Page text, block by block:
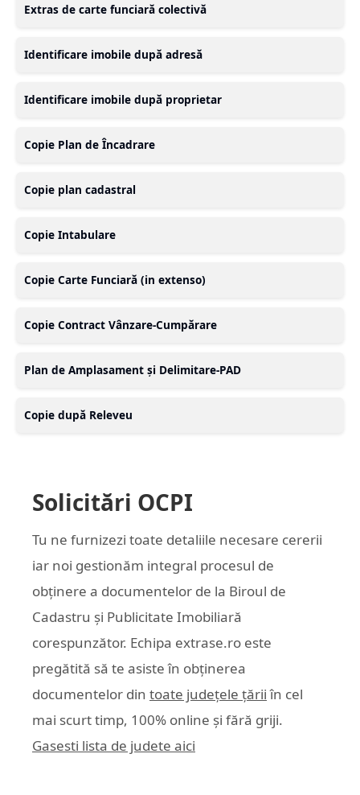
Extras de carte funciară colectivă
Identificare imobile după adresă
Identificare imobile după proprietar
Copie Plan de Încadrare
Copie plan cadastral
Copie Intabulare
Copie Carte Funciară (in extenso)
Copie Contract Vânzare-Cumpărare
Plan de Amplasament și Delimitare-PAD
Copie după Releveu
Solicitări OCPI
Tu ne furnizezi toate detaliile necesare cererii
iar noi gestionăm integral procesul de
obținere a documentelor de la Biroul de
Cadastru și Publicitate Imobiliară
corespunzător. Echipa extrase.ro este
pregătită să te asiste în obținerea
documentelor din toate județele țării în cel
mai scurt timp, 100% online și fără griji.
Gasesti lista de judete aici